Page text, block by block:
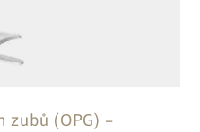
(OPG) –